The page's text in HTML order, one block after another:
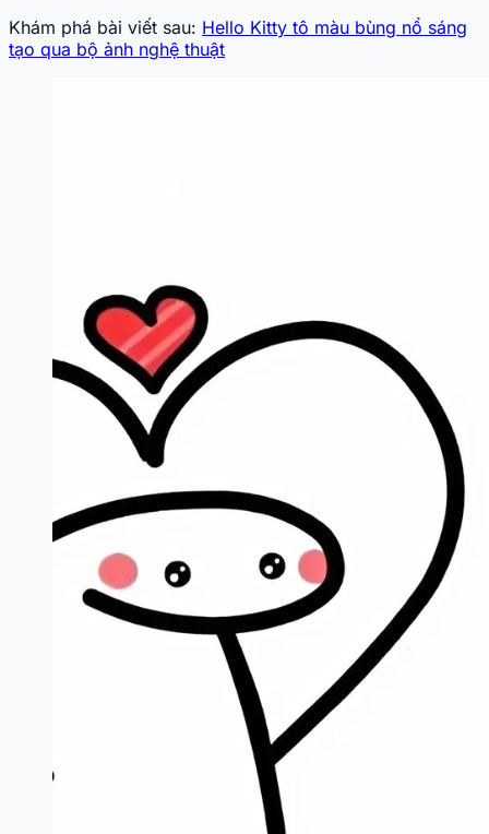
Khám phá bài viết sau: Hello Kitty tô màu bùng nổ sáng
tạo qua bộ ảnh nghệ thuật